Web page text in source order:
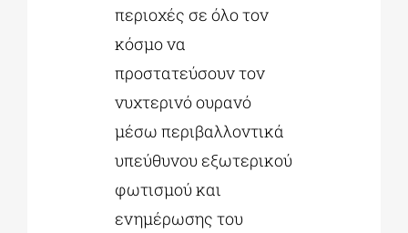
περιοχές σε όλο τον
κόσμο να
προστατεύσουν τον
νυχτερινό ουρανό
μέσω περιβαλλοντικά
υπεύθυνου εξωτερικού
φωτισμού και
ενημέρωσης του